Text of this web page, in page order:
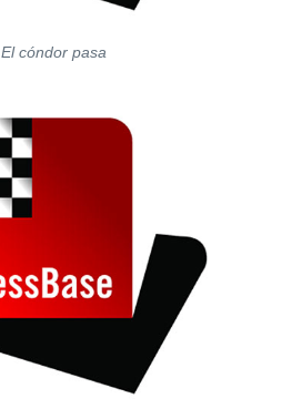
El cóndor pasa